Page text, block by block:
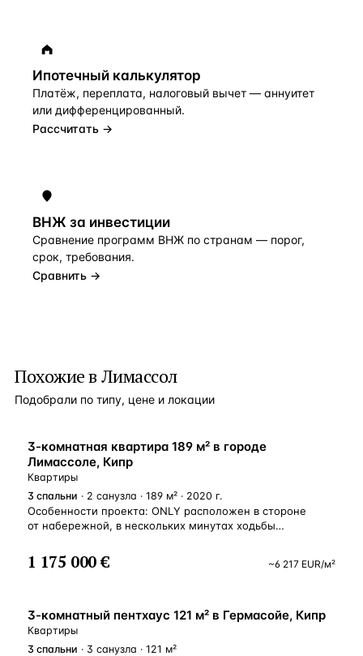
Ипотечный калькулятор
Платёж, переплата, налоговый вычет — аннуитет
или дифференцированный.
Рассчитать →
ВНЖ за инвестиции
Сравнение программ ВНЖ по странам — порог,
срок, требования.
Сравнить →
Похожие в Лимассол
Подобрали по типу, цене и локации
ВНЖ
3-комнатная квартира 189 м² в городе
Лимассоле, Кипр
Квартиры
3 спальни · 2 санузла · 189 м² · 2020 г.
Особенности проекта: ONLY расположен в стороне
от набережной, в нескольких минутах ходьбы
ресторанов. Он окружен дизайнерскими магазинами
и бутиками, банками, 5-звездочными отелями, недалеко
центр находятся всего в 10 минутах езды от отеля. High
Tower состоит из 37 квартир. Квартиры с мансардой
на 2, 3 и 4 спальни, на вершине которой расположены
1 175 000 € ~6 217 EUR/м²
У МОРЯ
3-комнатный пентхаус 121 м² в Гермасойе, Кипр
Квартиры
3 спальни · 3 санузла · 121 м²